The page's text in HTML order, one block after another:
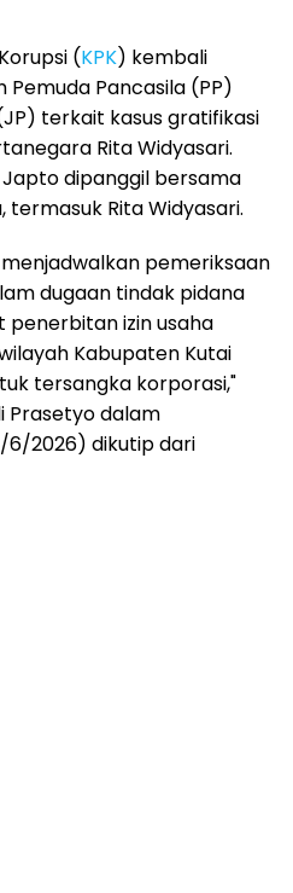
(KPK) kembali
Pancasila (PP)
terkait kasus gratifikasi
Rita Widyasari.
dipanggil bersama
Rita Widyasari.
menjadwalkan pemeriksaan
dugaan tindak pidana
penerbitan izin usaha
Kabupaten Kutai
tersangka korporasi,"
Prasetyo dalam
6/2026) dikutip dari